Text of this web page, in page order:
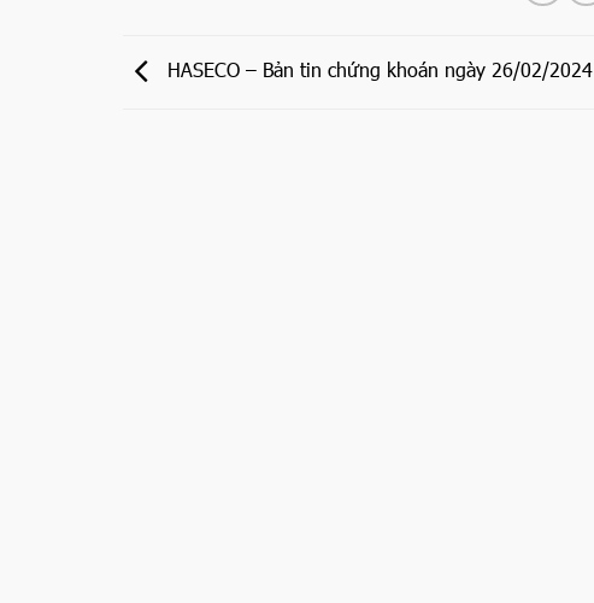
HASECO – Bản tin chứng khoán ngày 26/02/2024